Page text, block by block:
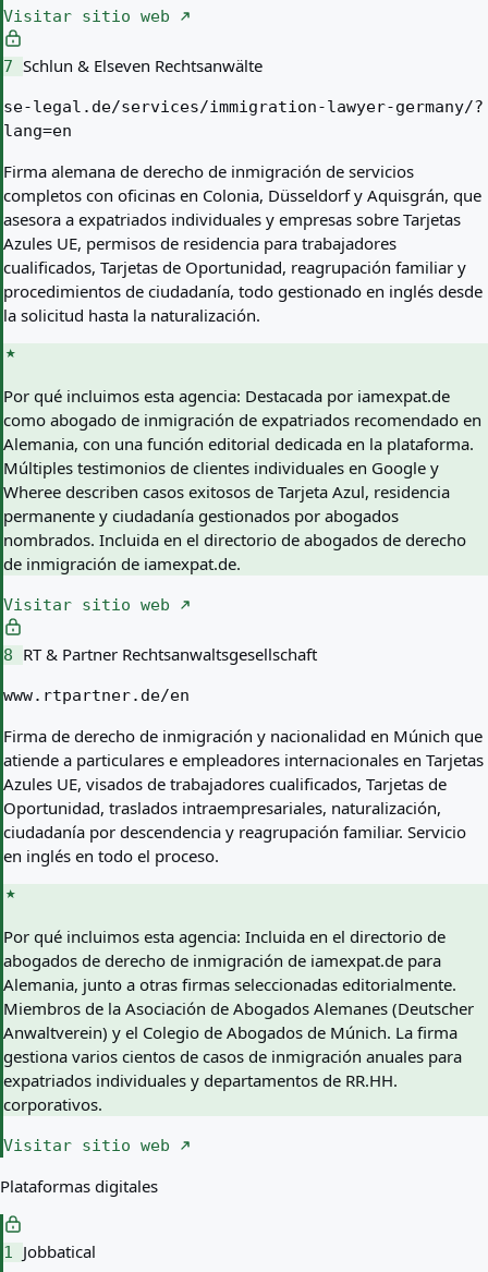
Visitar sitio web
7 Schlun & Elseven Rechtsanwälte
se-legal.de/services/immigration-lawyer-germany/?
lang=en
Firma alemana de derecho de inmigración de servicios
completos con oficinas en Colonia, Düsseldorf y Aquisgrán, que
asesora a expatriados individuales y empresas sobre Tarjetas
Azules UE, permisos de residencia para trabajadores
cualificados, Tarjetas de Oportunidad, reagrupación familiar y
procedimientos de ciudadanía, todo gestionado en inglés desde
la solicitud hasta la naturalización.
Por qué incluimos esta agencia: Destacada por iamexpat.de
como abogado de inmigración de expatriados recomendado en
Alemania, con una función editorial dedicada en la plataforma.
Múltiples testimonios de clientes individuales en Google y
Wheree describen casos exitosos de Tarjeta Azul, residencia
permanente y ciudadanía gestionados por abogados
nombrados. Incluida en el directorio de abogados de derecho
de inmigración de iamexpat.de.
Visitar sitio web
8 RT & Partner Rechtsanwaltsgesellschaft
www.rtpartner.de/en
Firma de derecho de inmigración y nacionalidad en Múnich que
atiende a particulares e empleadores internacionales en Tarjetas
Azules UE, visados de trabajadores cualificados, Tarjetas de
Oportunidad, traslados intraempresariales, naturalización,
ciudadanía por descendencia y reagrupación familiar. Servicio
en inglés en todo el proceso.
Por qué incluimos esta agencia: Incluida en el directorio de
abogados de derecho de inmigración de iamexpat.de para
Alemania, junto a otras firmas seleccionadas editorialmente.
Miembros de la Asociación de Abogados Alemanes (Deutscher
Anwaltverein) y el Colegio de Abogados de Múnich. La firma
gestiona varios cientos de casos de inmigración anuales para
expatriados individuales y departamentos de RR.HH.
corporativos.
Visitar sitio web
Plataformas digitales
1 Jobbatical